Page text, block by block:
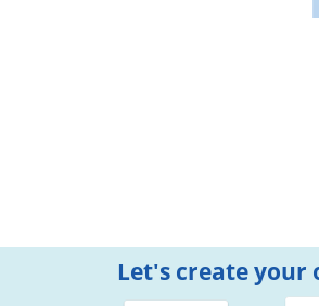
Let's create your